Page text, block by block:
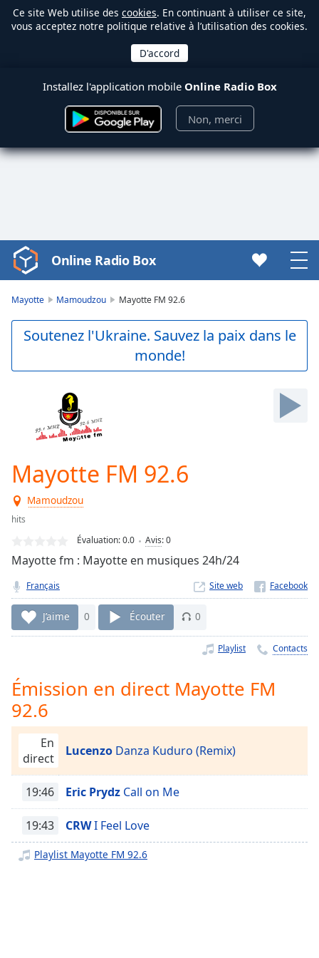
Ce site Web utilise des cookies. En continuant à utiliser ce site,
vous acceptez notre politique relative à l’utilisation des cookies.
Installez l'application mobile Online Radio Box
Non, merci
Video
Player
Play
Video
Skip
Current
Duration
Loaded:
0.00%
Type
Seek to
live,
currently
behind
LIVE
Remaining
Playback
Rate
Chapters
Chapters
descriptions
off,
selected
Online Radio Box
Mayotte Mamoudzou Mayotte FM 92.6
Soutenez l'Ukraine. Sauvez la paix dans le
monde!
Mayotte FM 92.6
Mamoudzou
hits
Évaluation:0.0 Avis:0
Mayotte fm : Mayotte en musiques 24h/24
Français Site web
J’aime 0 Écouter 0
Playlist Contacts
Émission en direct Mayotte FM
92.6
En
direct
Lucenzo Danza Kuduro (Remix)
19:46 Eric Prydz Call on Me
19:43 CRWI Feel Love
Playlist Mayotte FM 92.6